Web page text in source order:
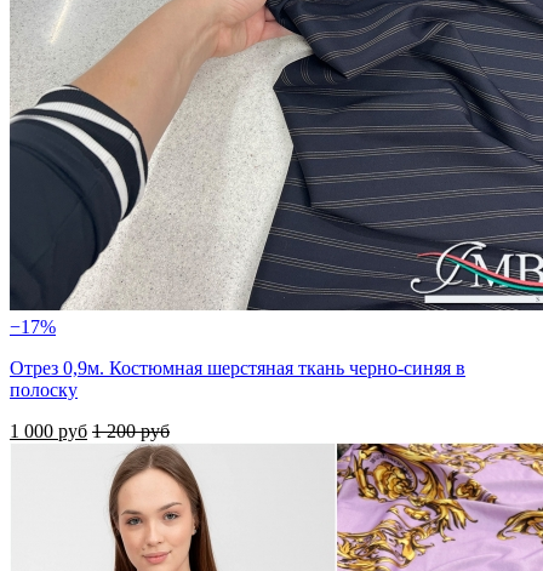
−17%
Отрез 0,9м. Костюмная шерстяная ткань черно-синяя в
полоску
1 000 руб 1 200 руб